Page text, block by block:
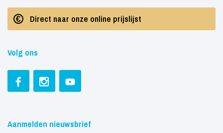
Direct naar onze online prijslijst
Volg ons
Aanmelden nieuwsbrief